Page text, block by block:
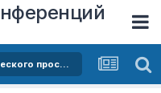
Трансформация социально-экономического пространства: воздействия и результаты